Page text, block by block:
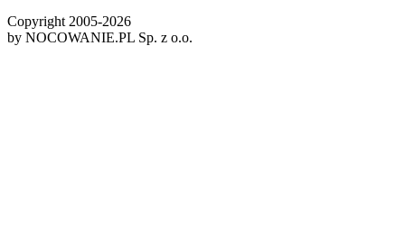
Copyright 2005-2026
by NOCOWANIE.PL Sp. z o.o.